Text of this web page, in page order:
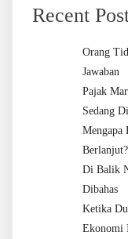
Recent
Orang
Jawaban
Pajak
Sedang
Mengapa
Berlanjut?
Di Balik
Dibahas
Ketika
Ekonomi